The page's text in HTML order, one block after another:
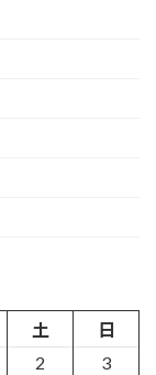
土
日
2
3